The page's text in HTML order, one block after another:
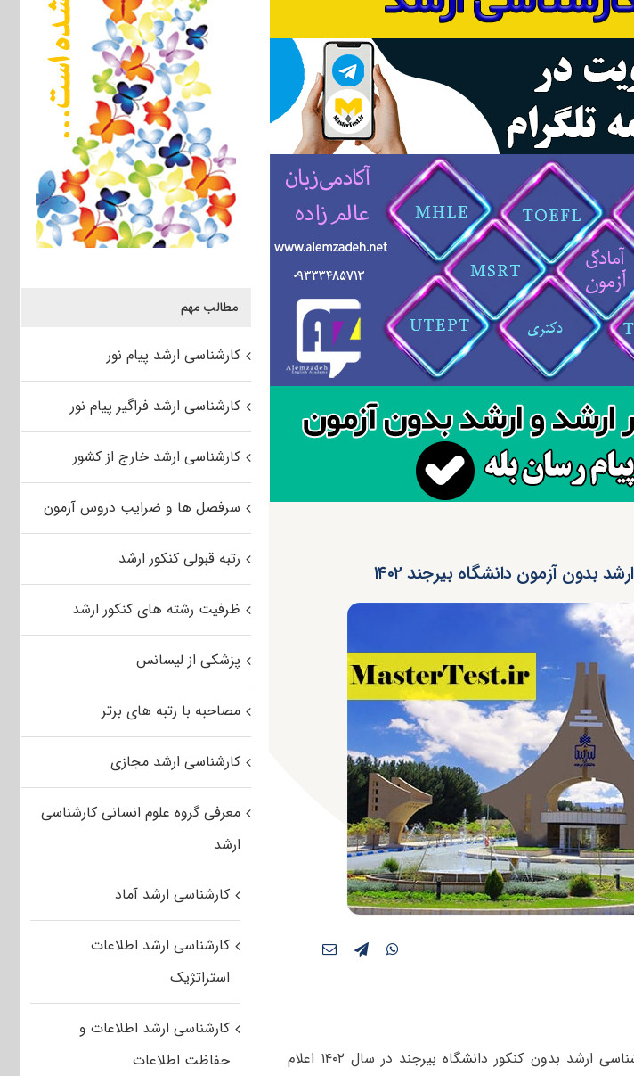
بدون آزمون دانشگاه بیرجند ۱۴۰۲
فهرست اسامی اولیه پذیرفته شدگان کارشناسی ارشد بدون کنکور دانشگاه بیرجند در سال ۱۴۰۲ اعلام
مطالب مهم
کارشناسی ارشد پیام نور
کارشناسی ارشد فراگیر پیام نور
کارشناسی ارشد خارج از کشور
سرفصل ها و ضرایب دروس آزمون
رتبه قبولی کنکور ارشد
ظرفیت رشته های کنکور ارشد
پزشکی از لیسانس
مصاحبه با رتبه های برتر
کارشناسی ارشد مجازی
معرفی گروه علوم انسانی کارشناسی
ارشد
کارشناسی ارشد آماد
کارشناسی ارشد اطلاعات
استراتژیک
کارشناسی ارشد اطلاعات و
حفاظت اطلاعات